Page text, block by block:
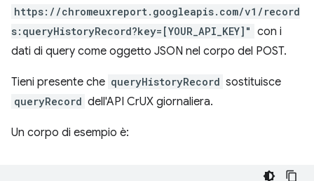
https://chromeuxreport.googleapis.com/v1/record
s:queryHistoryRecord?key=[YOUR_API_KEY]" con i
dati di query come oggetto JSON nel corpo del POST.
Tieni presente che queryHistoryRecord sostituisce
queryRecord dell'API CrUX giornaliera.
Un corpo di esempio è: